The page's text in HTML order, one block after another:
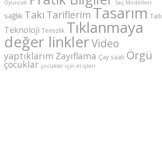
Oyuncak Saç Modelleri
sağlık Takı Tariflerim Tasarım Tatlı
Teknoloji Temizlik Tıklanmaya
değer linklerVideo
yaptıklarım Zayıflama Çay saati Örgü
çocuklar çocuklar için el işleri